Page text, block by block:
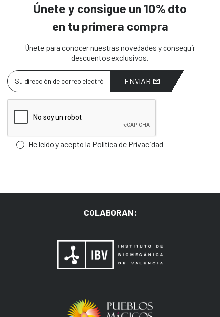
Únete y consigue un 10% dto
en tu primera compra
Únete para conocer nuestras novedades y conseguir
descuentos exclusivos.
ENVIAR
He leído y acepto la Política de Privacidad
COLABORAN: